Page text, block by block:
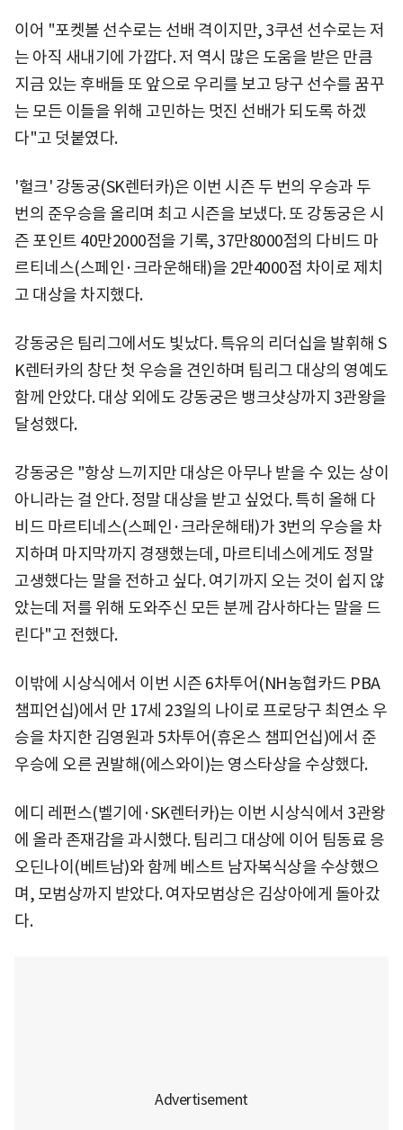
이어 "포켓볼 선수로는 선배 격이지만, 3쿠션 선수로는 저
는 아직 새내기에 가깝다. 저 역시 많은 도움을 받은 만큼
지금 있는 후배들 또 앞으로 우리를 보고 당구 선수를 꿈꾸
는 모든 이들을 위해 고민하는 멋진 선배가 되도록 하겠
다"고 덧붙였다.
'헐크' 강동궁(SK렌터카)은 이번 시즌 두 번의 우승과 두
번의 준우승을 올리며 최고 시즌을 보냈다. 또 강동궁은 시
즌 포인트 40만2000점을 기록, 37만8000점의 다비드 마
르티네스(스페인·크라운해태)을 2만4000점 차이로 제치
고 대상을 차지했다.
강동궁은 팀리그에서도 빛났다. 특유의 리더십을 발휘해 S
K렌터카의 창단 첫 우승을 견인하며 팀리그 대상의 영예도
함께 안았다. 대상 외에도 강동궁은 뱅크샷상까지 3관왕을
달성했다.
강동궁은 "항상 느끼지만 대상은 아무나 받을 수 있는 상이
아니라는 걸 안다. 정말 대상을 받고 싶었다. 특히 올해 다
비드 마르티네스(스페인·크라운해태)가 3번의 우승을 차
지하며 마지막까지 경쟁했는데, 마르티네스에게도 정말
고생했다는 말을 전하고 싶다. 여기까지 오는 것이 쉽지 않
았는데 저를 위해 도와주신 모든 분께 감사하다는 말을 드
린다"고 전했다.
이밖에 시상식에서 이번 시즌 6차투어(NH농협카드 PBA
챔피언십)에서 만 17세 23일의 나이로 프로당구 최연소 우
승을 차지한 김영원과 5차투어(휴온스 챔피언십)에서 준
우승에 오른 권발해(에스와이)는 영스타상을 수상했다.
에디 레펀스(벨기에·SK렌터카)는 이번 시상식에서 3관왕
에 올라 존재감을 과시했다. 팀리그 대상에 이어 팀동료 응
오딘나이(베트남)와 함께 베스트 남자복식상을 수상했으
며, 모범상까지 받았다. 여자모범상은 김상아에게 돌아갔
다.